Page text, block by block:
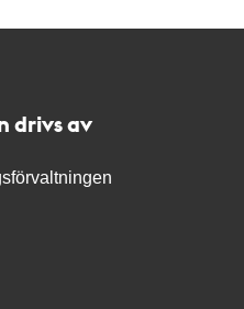
drivs av